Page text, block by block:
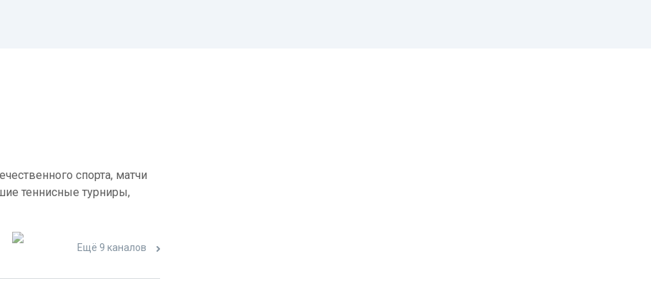
спорта, матчи
теннисные турниры,
Ещё 9 каналов